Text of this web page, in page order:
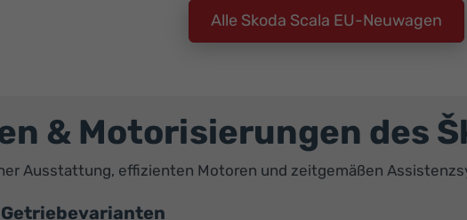
Alle Skoda Scala EU-Neuwagen
& Motorisierungen des
Ausstattung, effizienten Motoren und zeitgemäßen